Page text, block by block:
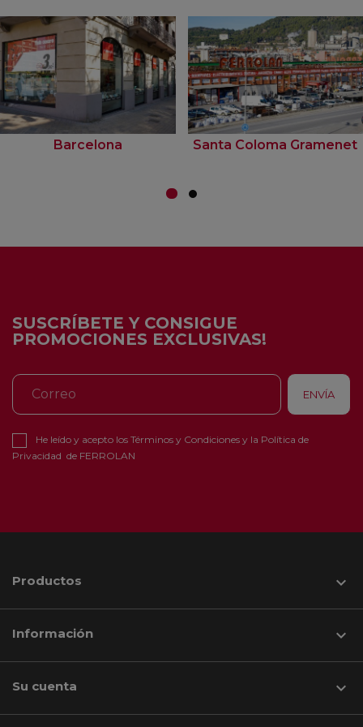
Barcelona Santa Coloma Gramenet
SUSCRÍBETE Y CONSIGUE
PROMOCIONES EXCLUSIVAS!
He leído y acepto los Términos y Condiciones y la Política de
Privacidad de FERROLAN
Productos 
Información 
Su cuenta 